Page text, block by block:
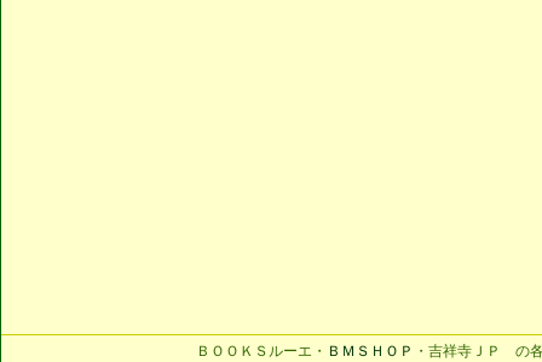
ＢＯＯＫＳルーエ・ ＢＭＳＨＯＰ ・吉祥寺ＪＰ の